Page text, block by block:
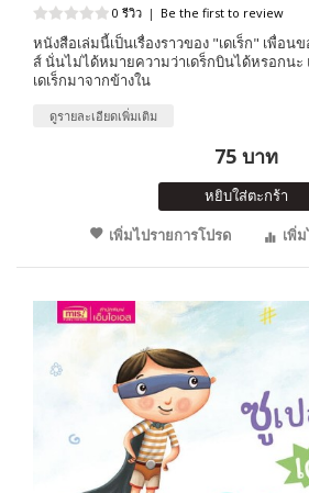
0 รีวิว | Be the first to review
หนังสือเล่มนี้เป็นเรื่องราวของ "เดเร็ก" เพื่อน
ส์ นั่นไม่ได้หมายความว่าเดร็กบินได้หรอกน
เดเร็กมาจากข้างใน
ดูรายละเอียดเพิ่มเติม
75 บาท
หยิบใส่ตะกร้า
เพิ่มไปรายการโปรด
เพิ่